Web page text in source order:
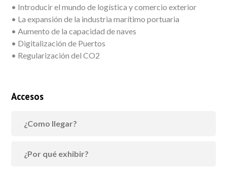
• Introducir el mundo de logística y comercio exterior
• La expansión de la industria marítimo portuaria
• Aumento de la capacidad de naves
• Digitalización de Puertos
• Regularización del CO2
Accesos
¿Como llegar?
¿Por qué exhibir?